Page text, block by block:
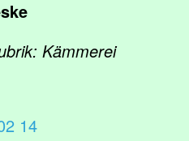
Kämmerei
14